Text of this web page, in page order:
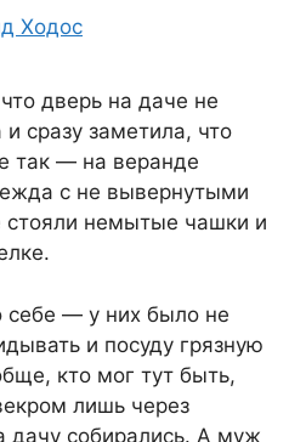
Ходос
дверь на даче не
сразу заметила, что
так — на веранде
с не вывернутыми
стояли немытые чашки и
себе — у них было не
и посуду грязную
кто мог тут быть,
лишь через
дачу собирались. А муж